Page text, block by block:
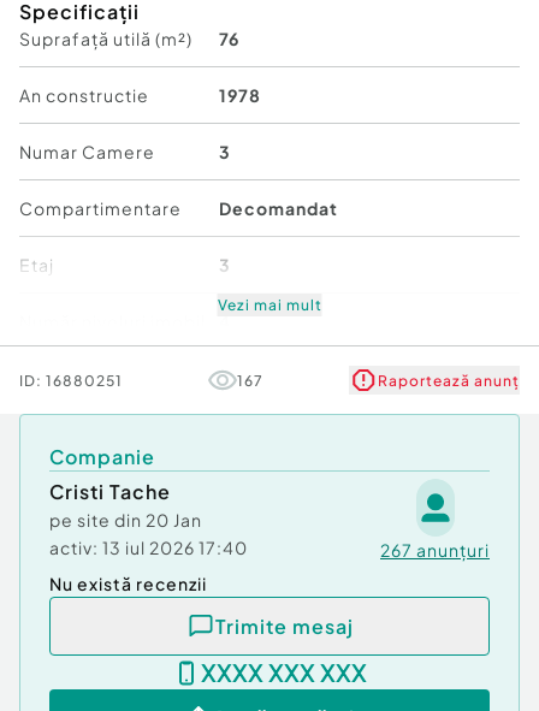
bucatarie mobilata utilata - 1 living mobilat - 2
dormitoare mobilate - 2 bai cu geam - 1 balcon
inchis in termopan - boxa la subsol inscrisa in CF.
Informatiile cu caracter tehnic ne sunt furnizate
de catre proprietar.
Apartamentul se vinde cum se vede in poze. Se
accepta credit bancar! Ne angajam sa va oferim
consultanta imobiliara si financiara pe toata
durata procesului de tranzactie. Mai multe detalii
Tip imobil:
Bloc de apartamente
Număr Băi:2
Specificații
Suprafață utilă (m²) 76
An constructie 1978
Numar Camere 3
Compartimentare Decomandat
Etaj 3
Stare Bună
Vezi mai mult
ID: 16880251 167 Raportează anunț
Companie
Cristi Tache
pe site din 20 Jan
activ: 13 iul 2026 17:40 267 anunțuri
Nu există recenzii
Trimite mesaj
XXXX XXX XXX